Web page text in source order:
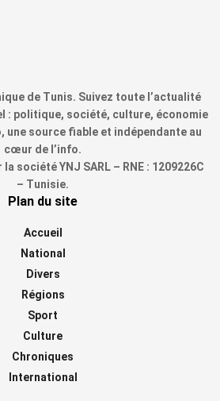
de Tunis. Suivez toute l’actualité
: politique, société, culture, économie
une source fiable et indépendante au
cœur de l’info.
société YNJ SARL – RNE : 1209226C
– Tunisie.
Plan du site
Accueil
National
Divers
Régions
Sport
Culture
Chroniques
International